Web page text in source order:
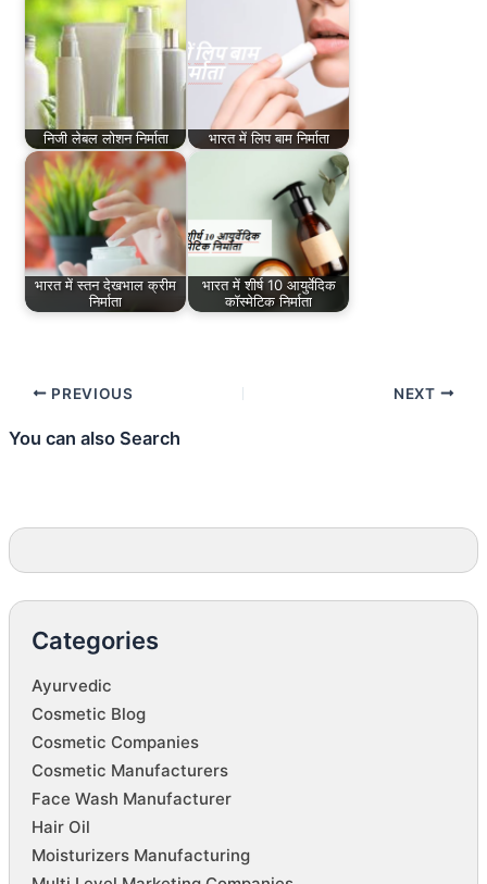
निजी लेबल लोशन निर्माता भारत में लिप बाम निर्माता
भारत में स्तन देखभाल क्रीम
निर्माता
भारत में शीर्ष 10 आयुर्वेदिक
कॉस्मेटिक निर्माता
PREVIOUS NEXT
You can also Search
Categories
Ayurvedic
Cosmetic Blog
Cosmetic Companies
Cosmetic Manufacturers
Face Wash Manufacturer
Hair Oil
Moisturizers Manufacturing